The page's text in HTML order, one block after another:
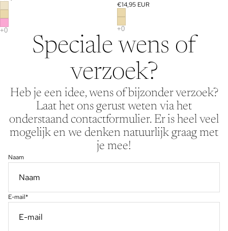
€14,95 EUR
Speciale wens of
verzoek?
Heb je een idee, wens of bijzonder verzoek?
Laat het ons gerust weten via het
onderstaand contactformulier. Er is heel veel
mogelijk en we denken natuurlijk graag met
je mee!
Naam
E-mail*